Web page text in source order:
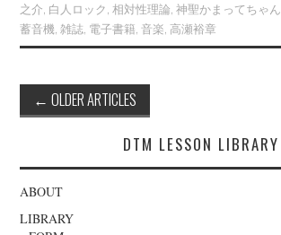
之介, 白人ロック,相対性理論,神聖かまってちゃん
蓄音機,雑誌, 電子書籍,音楽,高瀬裕章
Post
navigation
← OLDER ARTICLES
DTM LESSON LIBRARY
ABOUT
LIBRARY